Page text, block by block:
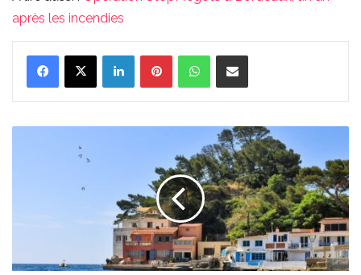
après les incendies
LinkedinPinterestWhatsAppPartager par email